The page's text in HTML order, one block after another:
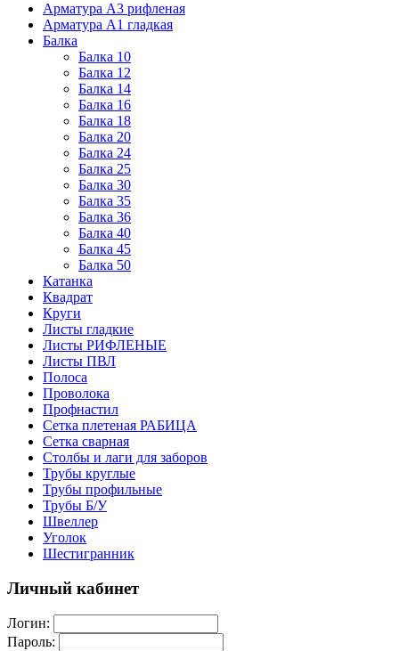
Арматура А3 рифленая
Арматура А1 гладкая
Балка
Балка 10
Балка 12
Балка 14
Балка 16
Балка 18
Балка 20
Балка 24
Балка 25
Балка 30
Балка 35
Балка 36
Балка 40
Балка 45
Балка 50
Катанка
Квадрат
Круги
Листы гладкие
Листы РИФЛЕНЫЕ
Листы ПВЛ
Полоса
Проволока
Профнастил
Сетка плетеная РАБИЦА
Сетка сварная
Столбы и лаги для заборов
Трубы круглые
Трубы профильные
Трубы Б/У
Швеллер
Уголок
Шестигранник
Личный кабинет
Логин:
Пароль: